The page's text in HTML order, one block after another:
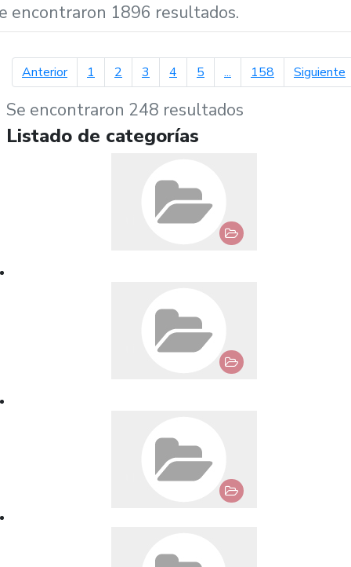
encontraron 1896 resultados.
Anteriorpágina anterior
1 2 3 4 5 ... 158 Siguiente
Se encontraron 248 resultados
Listado de categorías